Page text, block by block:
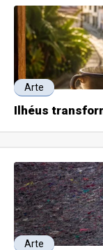
Arte
Ilhéus
Arte